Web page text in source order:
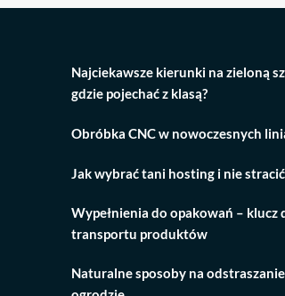
Najciekawsze kierunki na zieloną
gdzie pojechać z klasą?
Obróbka CNC w nowoczesnych
Jak wybrać tani hosting i nie
Wypełnienia do opakowań – klucz
transportu produktów
Naturalne sposoby na